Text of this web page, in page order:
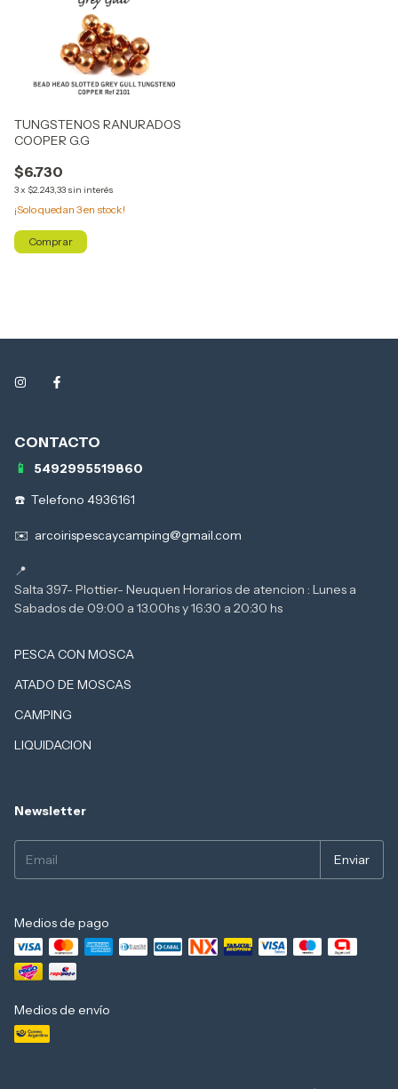
TUNGSTENOS RANURADOS
COOPER G.G
$6.730
3x $2.243,33 sin interés
¡Solo quedan 3en stock!
Comprar
5492995519860
Telefono 4936161
arcoirispescaycamping@gmail.com
Salta 397- Plottier- Neuquen Horarios de atencion : Lunes a
PESCA CON MOSCA
ATADO DE MOSCAS
CAMPING
LIQUIDACION
Newsletter
Medios de pago
Medios de envío